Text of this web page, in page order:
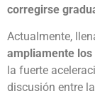
corregirse
Actualmente,
ampliamente
la fuerte
discusión entre